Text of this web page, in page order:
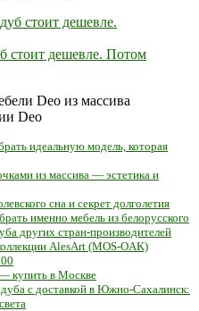
стоит дешевле. Потом
Deo
идеальную модель, которая
из массива — эстетика и
сна и секрет долголетия
именно мебель из белорусского
других стран-производителей
AlesArt (MOS-OAK)
купить в Москве
дуба с доставкой в Южно-Сахалинск: